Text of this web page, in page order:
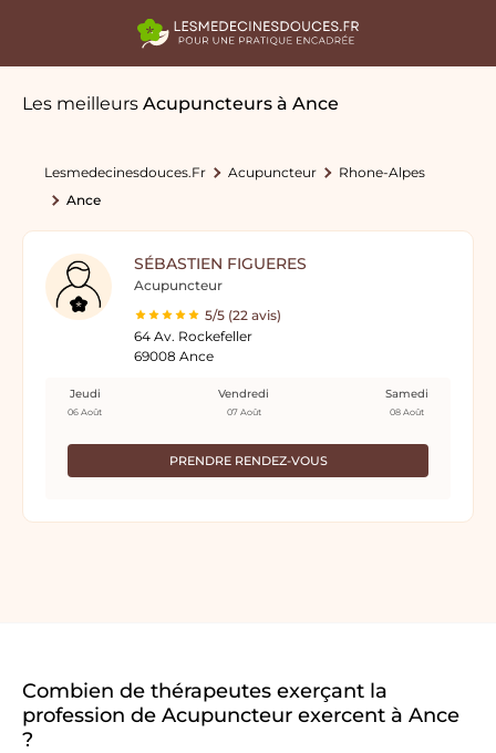
Les meilleurs Acupuncteurs à Ance
Lesmedecinesdouces.fr Acupuncteur
Rhone-Alpes
Ance
SÉBASTIEN FIGUERES
Acupuncteur
5/5 (22 avis)
64 Av. Rockefeller
69008 Ance
PRENDRE RENDEZ-VOUS
Jeudi
06 Août
Vendredi
07 Août
Samedi
08 Août
Combien de thérapeutes exerçant la
profession de Acupuncteur exercent à Ance
?